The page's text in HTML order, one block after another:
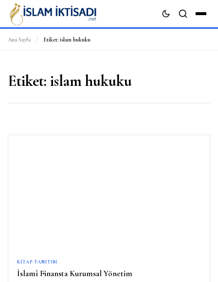
Ana Sayfa / Etiket: islam hukuku
Etiket: islam hukuku
KITAP-TANITIM
İslamî Finansta Kurumsal Yönetim